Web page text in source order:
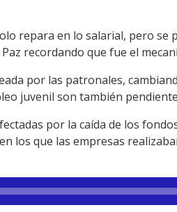
repara en lo salarial, pero
recordando que fue el
por las patronales,
juvenil son también
por la caída de los
los que las empresas